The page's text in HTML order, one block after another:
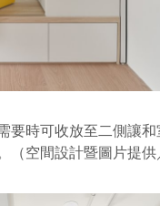
時可收放至二側讓和
空間設計暨圖片提供